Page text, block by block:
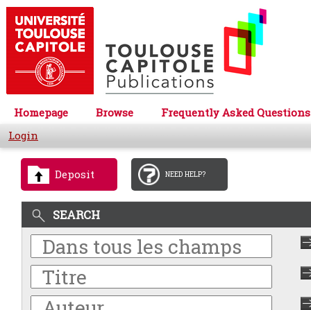
Homepage Browse
Frequently Asked Questions
Login
Deposit NEED HELP?
SEARCH